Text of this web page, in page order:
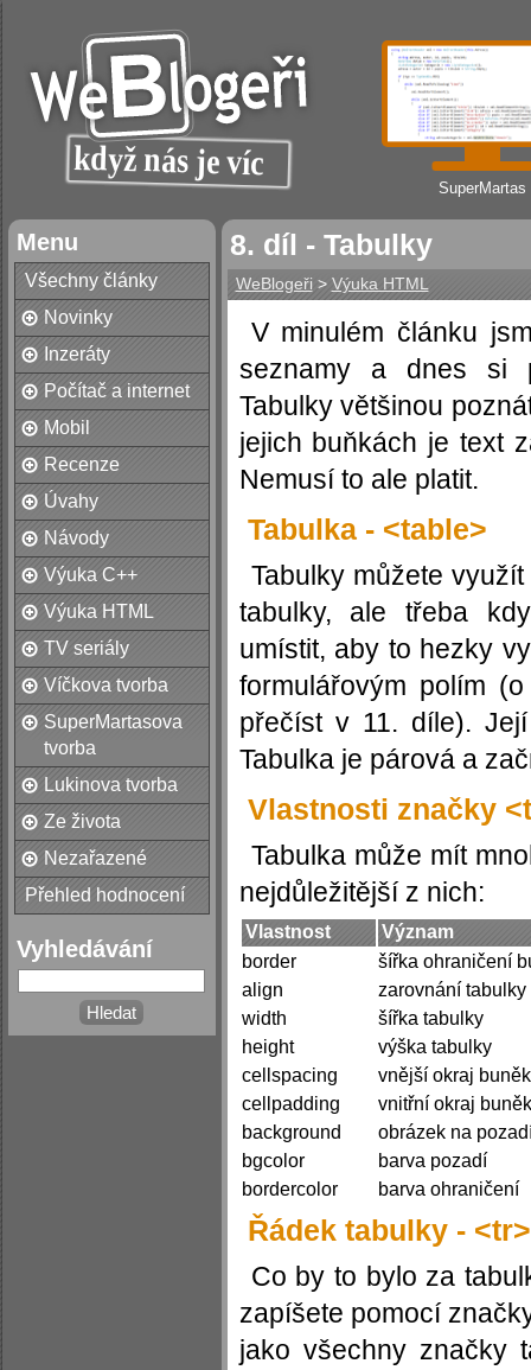
SuperMartas
Menu
Všechny články
Novinky
Inzeráty
Počítač a internet
Mobil
Recenze
Úvahy
Návody
Výuka C++
Výuka HTML
TV seriály
Víčkova tvorba
SuperMartasova
tvorba
Lukinova tvorba
Ze života
Nezařazené
Přehled hodnocení
Vyhledávání
8. díl - Tabulky
WeBlogeři > Výuka HTML
V minulém článku
seznamy a dnes si
Tabulky většinou
jejich buňkách je text
Nemusí to ale platit.
Tabulka - <table>
Tabulky můžete
tabulky, ale třeba
umístit, aby to hezky
formulářovým polím
přečíst v 11. díle).
Tabulka je párová a
Vlastnosti značky
Tabulka může mít
nejdůležitější z nich:
Vlastnost
Význam
border
šířka ohraničení
align
zarovnání tabulky
width
šířka tabulky
height
výška tabulky
cellspacing
vnější okraj buněk
cellpadding
vnitřní okraj buněk
background
obrázek na
bgcolor
barva pozadí
bordercolor
barva ohraničení
Řádek tabulky - <tr>
Co by to bylo za
zapíšete pomocí
jako všechny značky